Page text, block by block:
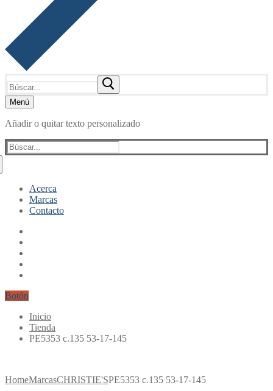
Menú
Añadir o quitar texto personalizado
Buscar:
Acerca
Marcas
Contacto
Botón
Inicio
Tienda
PE5353 c.135 53-17-145
HomeMarcasCHRISTIE'SPE5353 c.135 53-17-145